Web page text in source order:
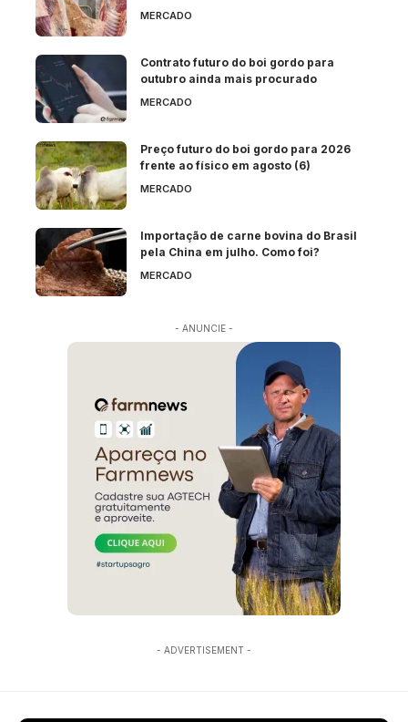
MERCADO
Contrato futuro do boi gordo para
outubro ainda mais procurado
MERCADO
Preço futuro do boi gordo para 2026
frente ao físico em agosto (6)
MERCADO
Importação de carne bovina do Brasil
pela China em julho. Como foi?
MERCADO
- ANUNCIE -
- ADVERTISEMENT -